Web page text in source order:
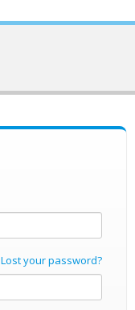
Lost your password?